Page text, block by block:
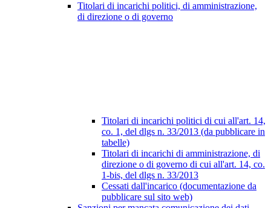
Titolari di incarichi politici, di amministrazione,
di direzione o di governo
Titolari di incarichi politici di cui all'art. 14,
co. 1, del dlgs n. 33/2013 (da pubblicare in
tabelle)
Titolari di incarichi di amministrazione, di
direzione o di governo di cui all'art. 14, co.
1-bis, del dlgs n. 33/2013
Cessati dall'incarico (documentazione da
pubblicare sul sito web)